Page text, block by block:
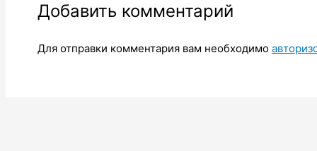
Добавить комментарий
Для отправки комментария вам необходимо